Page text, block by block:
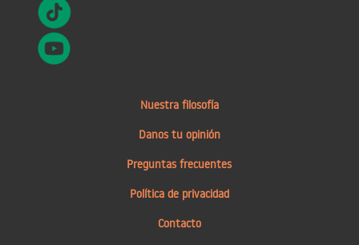
Nuestra filosofía
Danos tu opinión
Preguntas frecuentes
Política de privacidad
Contacto